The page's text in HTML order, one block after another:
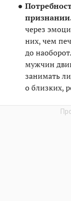
через
них, чем
до
мужчин
занимать
о близких,